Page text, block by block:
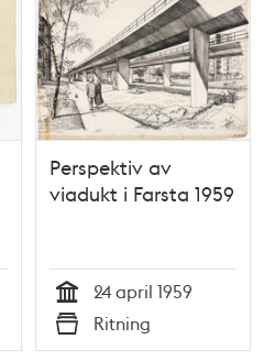
Perspektiv av
viadukt i Farsta 1959
Tid
24 april 1959
Typ
Ritning